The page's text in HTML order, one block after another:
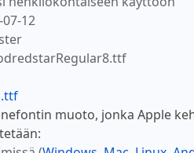
12
.ttf
muoto, jonka Apple